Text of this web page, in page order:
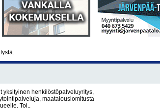
yksityinen henkilöstöpalveluyritys,
maatalouslomitusta
Toi..